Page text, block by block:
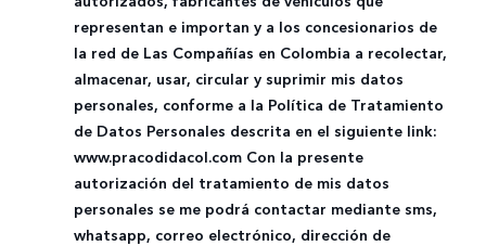
representan e importan y a los concesionarios de
la red de Las Compañías en Colombia a recolectar,
almacenar, usar, circular y suprimir mis datos
personales, conforme a la Política de Tratamiento
de Datos Personales descrita en el siguiente link:
www.pracodidacol.com Con la presente
autorización del tratamiento de mis datos
personales se me podrá contactar mediante sms,
whatsapp, correo electrónico, dirección de